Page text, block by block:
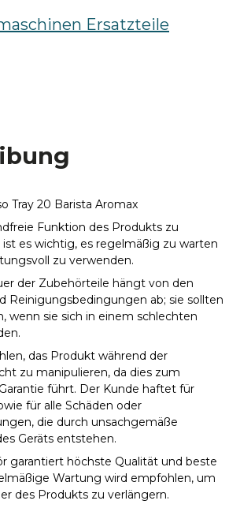
Ersatzteile
Tray 20 Barista Aromax
Funktion des Produkts zu
ist es wichtig, es regelmäßig zu warten
zu verwenden.
der Zubehörteile hängt von den
Reinigungsbedingungen ab; sie sollten
wenn sie sich in einem schlechten
das Produkt während der
zu manipulieren, da dies zum
führt. Der Kunde haftet für
für alle Schäden oder
die durch unsachgemäße
Geräts entstehen.
garantiert höchste Qualität und beste
Wartung wird empfohlen, um
des Produkts zu verlängern.